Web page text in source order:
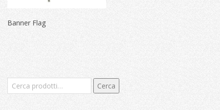
Banner Flag
Cerca: Cerca